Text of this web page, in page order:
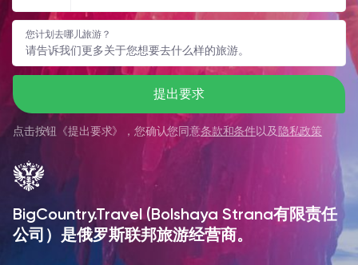
您计划去哪儿旅游？
提出要求
点击按钮《提出要求》，您确认您同意条款和条件以及 隐私政策
BigCountry.Travel (Bolshaya Strana有限责任
公司）是俄罗斯联邦旅游经营商。